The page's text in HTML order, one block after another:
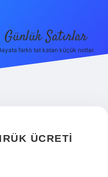
Günlük Satırlar
farklı tat katan küçük notlar.
ÜCRETI